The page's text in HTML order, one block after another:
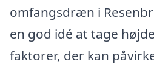
omfangsdræn i
en god idé at tage
faktorer, der kan